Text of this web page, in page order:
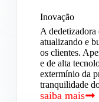
Inovação
A dedetizadora
atualizando e
os clientes.
e de alta
extermínio da
tranquilidade
saiba mais